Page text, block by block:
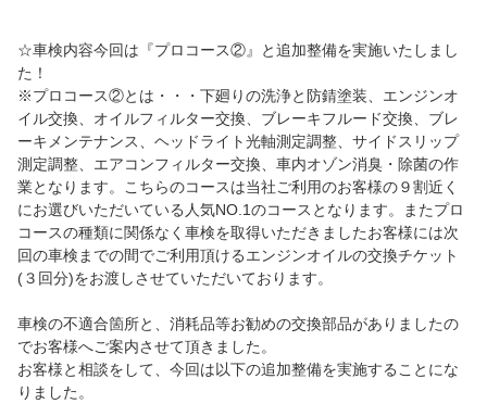
☆車検内容今回は『プロコース②』と追加整備を実施いたしまし
た！
※プロコース②とは・・・下廻りの洗浄と防錆塗装、エンジンオ
イル交換、オイルフィルター交換、ブレーキフルード交換、ブレ
ーキメンテナンス、ヘッドライト光軸測定調整、サイドスリップ
測定調整、エアコンフィルター交換、車内オゾン消臭・除菌の作
業となります。こちらのコースは当社ご利用のお客様の９割近く
にお選びいただいている人気NO.1のコースとなります。またプロ
コースの種類に関係なく車検を取得いただきましたお客様には次
回の車検までの間でご利用頂けるエンジンオイルの交換チケット
(３回分)をお渡しさせていただいております。
車検の不適合箇所と、消耗品等お勧めの交換部品がありましたの
でお客様へご案内させて頂きました。
お客様と相談をして、今回は以下の追加整備を実施することにな
りました。